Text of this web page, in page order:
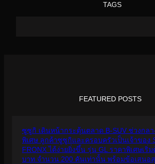
TAGS
FEATURED POSTS
ซูซูกิ เดินหน้ากระตุ้นตลาด B-SUV ช่วงกล
พิเศษ ลูกค้าซูซูกิและครอบครัวเป็นเจ้าของ
FRONX ได้ง่ายยิ่งขึ้น รุ่น GL ราคาพิเศษเริ่
บาท จำนวน 200 คันเท่านั้น พร้อมข้อเสนอ